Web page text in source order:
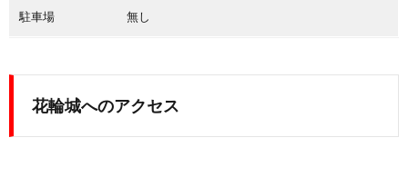
駐車場 無し
花輪城へのアクセス